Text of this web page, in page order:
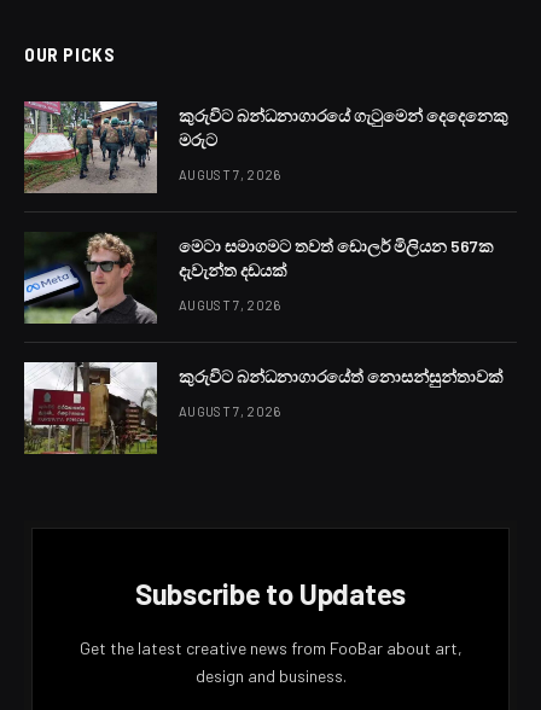
OUR PICKS
කුරුවිට බන්ධනාගාරයේ ගැටුමෙන් දෙදෙනෙකු
මරුට
AUGUST 7, 2026
මෙටා සමාගමට තවත් ඩොලර් මිලියන 567ක
දැවැන්ත දඩයක්
AUGUST 7, 2026
කුරුවිට බන්ධනාගාරයේත් නොසන්සුන්තාවක්
AUGUST 7, 2026
Subscribe to Updates
Get the latest creative news from FooBar about art,
design and business.